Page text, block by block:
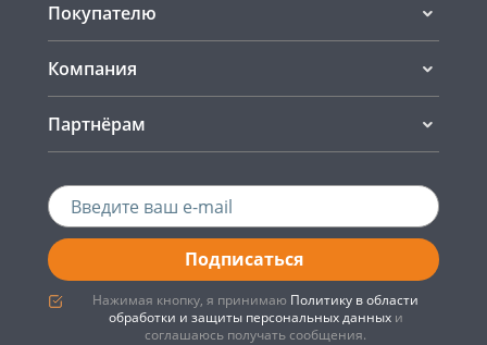
Покупателю
Компания
Партнёрам
Подписаться
Нажимая кнопку, я принимаю Политику в области
обработки и защиты персональных данныхи
соглашаюсь получать сообщения.